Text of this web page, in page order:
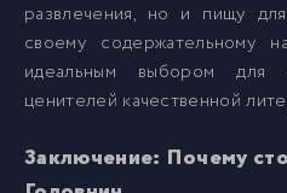
Golovnin_030
развлечения, но и пищу
своему содержательному
идеальным выбором для
ценителей качественной
Заключение: Почему